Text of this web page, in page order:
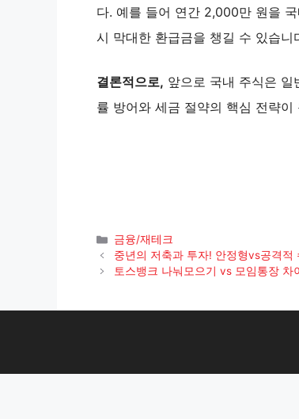
다. 예를 들어 연간 2,000만 원을
시 막대한 환급금을 챙길 수 있습니
결론적으로, 앞으로 국내 주식은 일
률 방어와 세금 절약의 핵심 전략이
카
테
고
금융/재테크
중년의 저축과 투자! 안정형vs공격적
토스뱅크 나눠모으기 vs 모임통장 차